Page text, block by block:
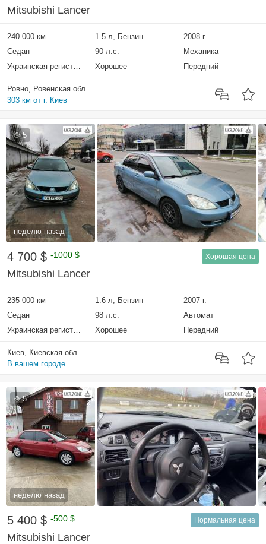
Mitsubishi Lancer
240 000 км 1.5 л, Бензин
2008 г.
Седан
90 л.с.
Механика
Украинская регистрация
Хорошее Передний
Ровно, Ровенская обл.
303 км от г. Киев
5
неделю назад
4 700 $ -1000 $ Хорошая цена
Mitsubishi Lancer
235 000 км 1.6 л, Бензин
2007 г.
Седан
98 л.с.
Автомат
Украинская регистрация
Хорошее Передний
Киев, Киевская обл.
В вашем городе
5
неделю назад
5 400 $ -500 $ Нормальная цена
Mitsubishi Lancer